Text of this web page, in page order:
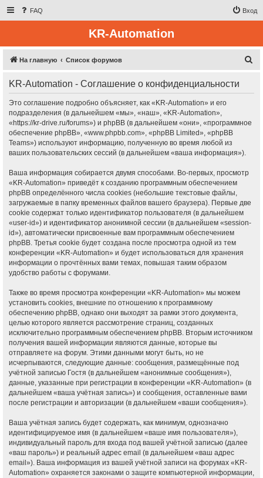
FAQ Вход
KR-Automation
На главную Список форумов
KR-Automation - Соглашение о конфиденциальности
Это соглашение подробно объясняет, как «KR-Automation» и его
подразделения (в дальнейшем «мы», «наш», «KR-Automation»,
«https://kr-drive.ru/forums») и phpBB (в дальнейшем «они», «программное
обеспечение phpBB», «www.phpbb.com», «phpBB Limited», «phpBB
Teams») используют информацию, полученную во время любой из
ваших пользовательских сессий (в дальнейшем «ваша информация»).
Ваша информация собирается двумя способами. Во-первых, просмотр
«KR-Automation» приведёт к созданию программным обеспечением
phpBB определённого числа cookies (небольшие текстовые файлы,
загружаемые в папку временных файлов вашего браузера). Первые две
cookie содержат только идентификатор пользователя (в дальнейшем
«user-id») и идентификатор анонимной сессии (в дальнейшем «session-
id»), автоматически присвоенные вам программным обеспечением
phpBB. Третья cookie будет создана после просмотра одной из тем
конференции «KR-Automation» и будет использоваться для хранения
информации о прочтённых вами темах, повышая таким образом
удобство работы с форумами.
Также во время просмотра конференции «KR-Automation» мы можем
установить cookies, внешние по отношению к программному
обеспечению phpBB, однако они выходят за рамки этого документа,
целью которого является рассмотрение страниц, созданных
исключительно программным обеспечением phpBB. Вторым источником
получения вашей информации являются данные, которые вы
отправляете на форум. Этими данными могут быть, но не
исчерпываются, следующие данные: сообщения, размещённые под
учётной записью Гостя (в дальнейшем «анонимные сообщения»),
данные, указанные при регистрации в конференции «KR-Automation» (в
дальнейшем «ваша учётная запись») и сообщения, оставленные вами
после регистрации и авторизации (в дальнейшем «ваши сообщения»).
Ваша учётная запись будет содержать, как минимум, однозначно
идентифицируемое имя (в дальнейшем «ваше имя пользователя»),
индивидуальный пароль для входа под вашей учётной записью (далее
«ваш пароль») и реальный адрес email (в дальнейшем «ваш адрес
email»). Ваша информация из вашей учётной записи на форумах «KR-
Automation» охраняется законами о защите компьютерной информации,